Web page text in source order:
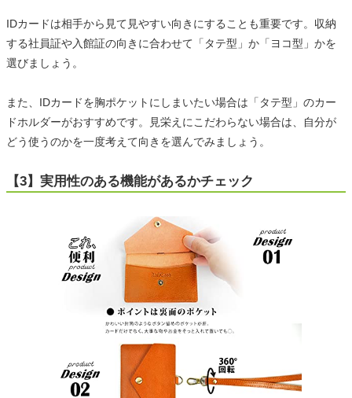
IDカードは相手から見て見やすい向きにすることも重要です。収納
する社員証や入館証の向きに合わせて「タテ型」か「ヨコ型」かを
選びましょう。
また、IDカードを胸ポケットにしまいたい場合は「タテ型」のカー
ドホルダーがおすすめです。見栄えにこだわらない場合は、自分が
どう使うのかを一度考えて向きを選んでみましょう。
【3】実用性のある機能があるかチェック